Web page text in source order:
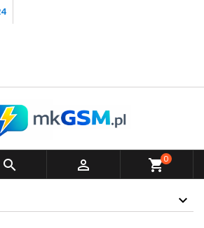
  shopping_cart0